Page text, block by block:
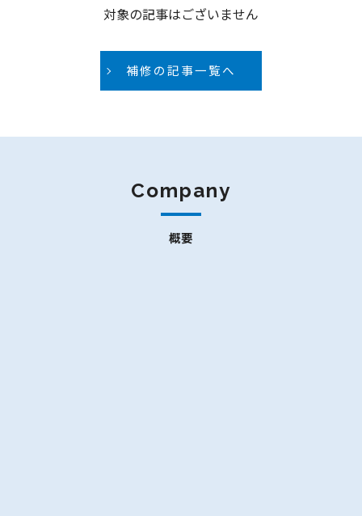
対象の記事はございません
補修の記事一覧へ
Company
概要